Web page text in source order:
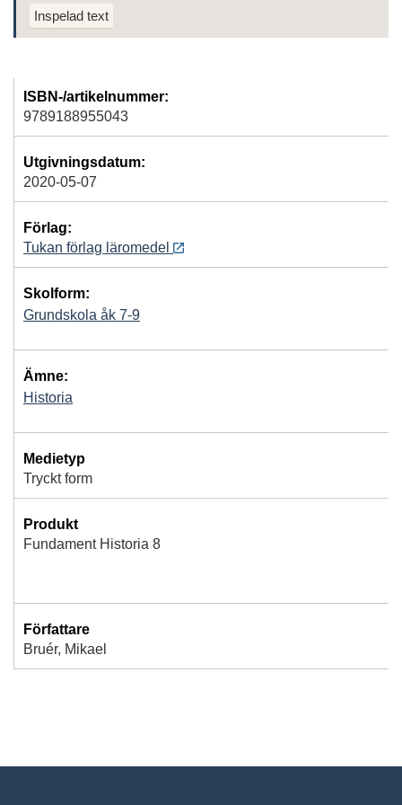
Inspelad text
ISBN-/artikelnummer:
9789188955043
Utgivningsdatum:
2020-05-07
Förlag:
Tukan förlag läromedel
Skolform:
Grundskola åk 7-9
Ämne:
Historia
Medietyp
Tryckt form
Produkt
Fundament Historia 8
Författare
Bruér, Mikael